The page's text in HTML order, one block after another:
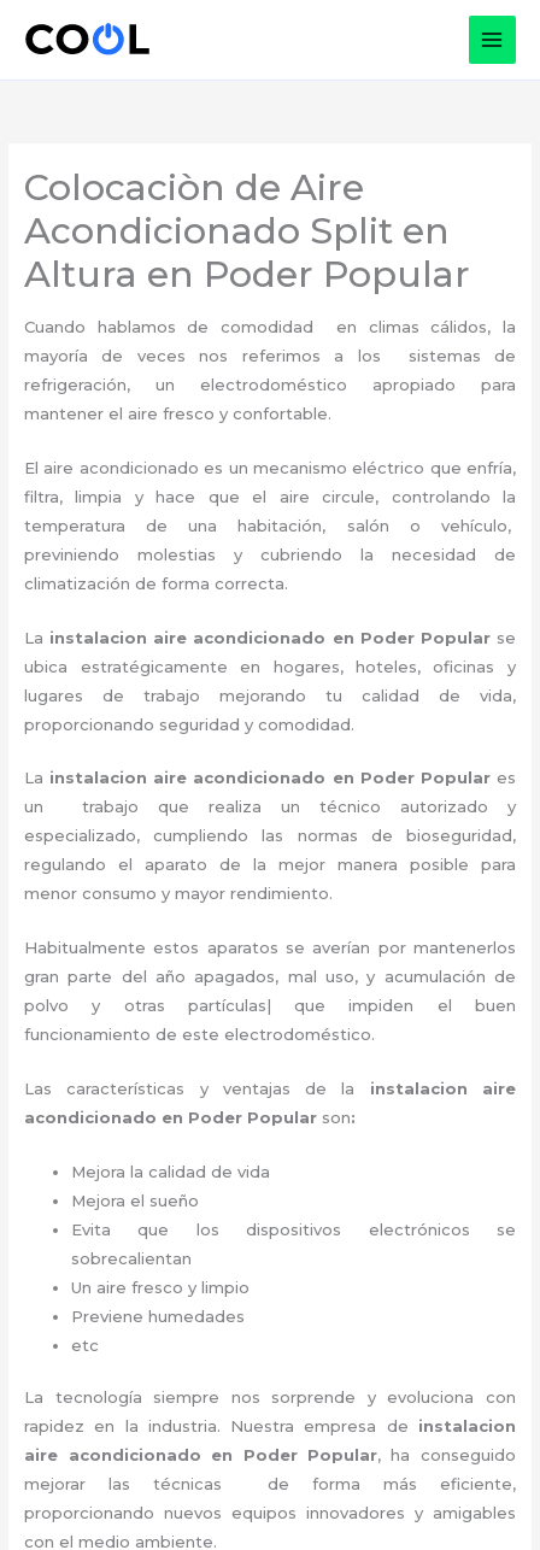
Colocaciòn de Aire
Acondicionado Split en
Altura en Poder Popular
Cuando hablamos de comodidad en climas cálidos, la
mayoría de veces nos referimos a los sistemas de
refrigeración, un electrodoméstico apropiado para
mantener el aire fresco y confortable.
El aire acondicionado es un mecanismo eléctrico que enfría,
filtra, limpia y hace que el aire circule, controlando la
temperatura de una habitación, salón o vehículo,
previniendo molestias y cubriendo la necesidad de
climatización de forma correcta.
La instalacion aire acondicionado en Poder Popular se
ubica estratégicamente en hogares, hoteles, oficinas y
lugares de trabajo
mejorando tu calidad de vida,
proporcionando seguridad y comodidad.
La instalacion aire acondicionado en Poder Popular es
un
trabajo que realiza un técnico autorizado y
especializado, cumpliendo las normas de bioseguridad,
regulando el aparato de la mejor manera posible para
menor consumo y mayor rendimiento.
Habitualmente estos aparatos se averían por mantenerlos
gran parte del año apagados, mal uso, y acumulación de
polvo y otras partículas| que impiden el buen
funcionamiento de este electrodoméstico.
Las características y ventajas de la instalacion aire
acondicionado en Poder Popular son:
Mejora la calidad de vida
Mejora el sueño
Evita que los dispositivos electrónicos se
sobrecalientan
Un aire fresco y limpio
Previene humedades
etc
La tecnología siempre nos sorprende y evoluciona con
rapidez en la industria. Nuestra empresa de instalacion
aire acondicionado en Poder Popular, ha conseguido
mejorar las técnicas de forma más eficiente,
proporcionando nuevos equipos innovadores y amigables
con el medio ambiente.